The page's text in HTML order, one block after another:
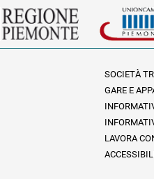
SOCIETÀ
GARE E
LAVORA